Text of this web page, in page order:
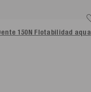
150N Flotabilidad aqua